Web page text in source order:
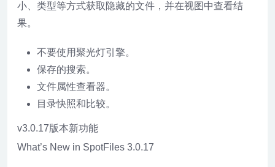
小、类型等方式获取隐藏的文件，并在视图中查看结
果。
不要使用聚光灯引擎。
保存的搜索。
文件属性查看器。
目录快照和比较。
v3.0.17版本新功能
What’s New in SpotFiles 3.0.17